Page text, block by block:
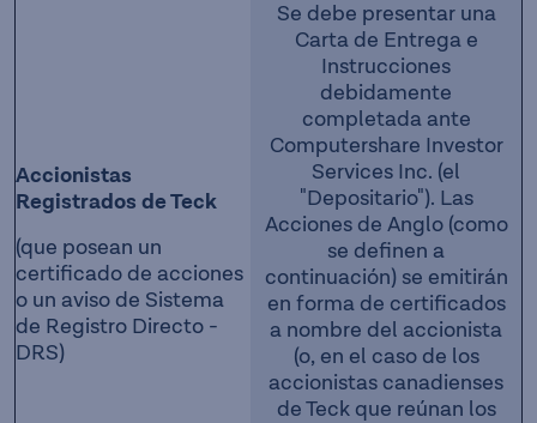
Accionistas
Registrados de Teck
(que posean un
certificado de acciones
o un aviso de Sistema
de Registro Directo -
DRS)
Se debe presentar una
Carta de Entrega e
Instrucciones
debidamente
completada ante
Computershare Investor
Services Inc. (el
"Depositario"). Las
Acciones de Anglo (como
se definen a
continuación) se emitirán
en forma de certificados
a nombre del accionista
(o, en el caso de los
accionistas canadienses
de Teck que reúnan los